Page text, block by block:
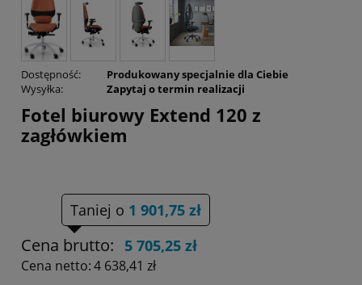
Dostępność:
Produkowany specjalnie dla Ciebie
Wysyłka:
Zapytaj o termin realizacji
Fotel biurowy Extend 120 z
zagłówkiem
Taniej o 1 901,75 zł
Cena brutto: 5 705,25 zł
Cena netto:4 638,41 zł